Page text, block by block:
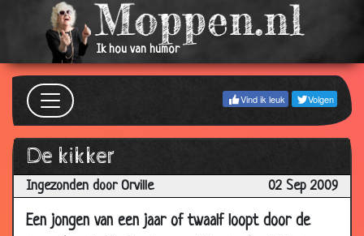
Ik hou van humor
Vind ik leuk Volgen
De kikker
Ingezonden door Orville 02 Sep 2009
Een jongen van een jaar of twaalf loopt door de
16 Jan
2010
Aarbeienplukmachine
13 Jan
2010
Jantje en de paling 3.88
06 Jan
2010
3.87
30 Dec
2009
Vuur
2009